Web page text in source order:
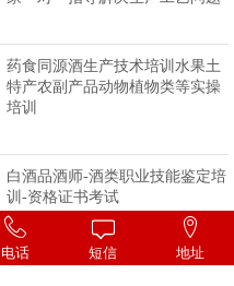
药食同源酒生产技术培训水果土
特产农副产品动物植物类等实操
培训
白酒品酒师-酒类职业技能鉴定培
训-资格证书考试
电话 短信 地址